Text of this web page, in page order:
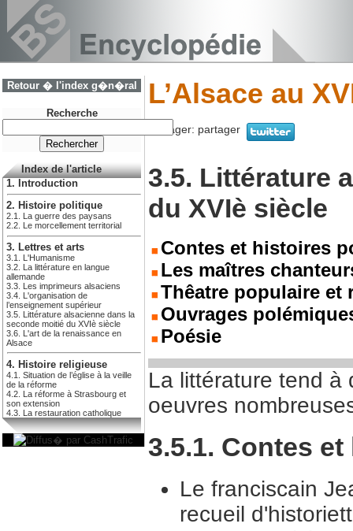
Retour � l'index g�n�ral
Recherche
Index de l'article
1. Introduction
2. Histoire politique
2.1. La guerre des paysans
2.2. Le morcellement territorial
3. Lettres et arts
3.1. L'Humanisme
3.2. La littérature en langue
allemande
3.3. Les imprimeurs alsaciens
3.4. L'organisation de
l’enseignement supérieur
3.5. Littérature alsacienne dans la
seconde moitié du XVIè siècle
3.6. L'art de la renaissance en
Alsace
4. Histoire religieuse
4.1. Situation de l’église à la veille
de la réforme
4.2. La réforme à Strasbourg et
son extension
4.3. La restauration catholique
L’Alsace au
Partager: partager
3.5. Littérature
du XVIè siècle
Contes et histoires
Les maîtres
Thêatre populaire et
Ouvrages
Poésie
La littérature tend à
oeuvres
3.5.1. Contes
Le franciscain
recueil